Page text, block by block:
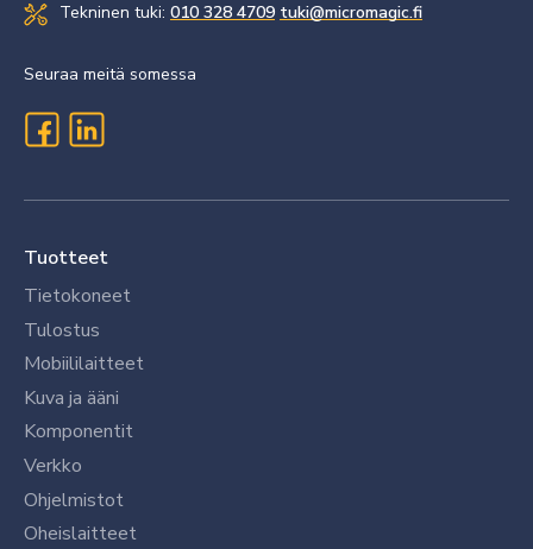
Tekninen tuki: 010 328 4709 tuki@micromagic.fi
Seuraa meitä somessa
Tuotteet
Tietokoneet
Tulostus
Mobiililaitteet
Kuva ja ääni
Komponentit
Verkko
Ohjelmistot
Oheislaitteet